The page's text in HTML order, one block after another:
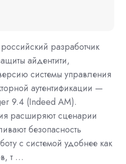
разработчик
айдентити,
системы управления
аутентификации —
9.4 (Indeed AM).
расширяют сценарии
безопасность
с системой удобнее как
т …